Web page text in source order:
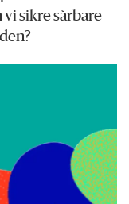
sikre sårbare